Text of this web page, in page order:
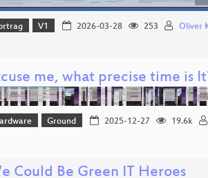
V1 2026-03-28 253 Oliver
me, what precise time is
Ground 2025-12-27 19.6k
Could Be Green IT Heroes